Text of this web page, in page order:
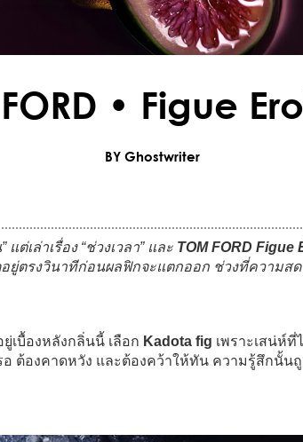
• Figue
BY Ghostwriter
ต่เล่าเรื่อง “ช่วงเวลา” และ TOM FORD Figue
ยู่ตรงวินาทีก่อนผลฟิกจะแตกออก ช่วงที่ความส
เบื้องหลังกลิ่นนี้ เลือก Kadota fig เพราะเสน่ห์ที่
ต้องคาดหวัง และต้องคว้าให้ทัน ความรู้สึกนั้น